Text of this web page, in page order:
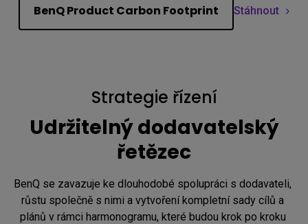
BenQ Product Carbon Footprint Stáhnout
Strategie řízení
Udržitelný dodavatelský
řetězec
BenQ se zavazuje ke dlouhodobé spolupráci s dodavateli,
růstu společně s nimi a vytvoření kompletní sady cílů a
plánů v rámci harmonogramu, které budou krok po kroku